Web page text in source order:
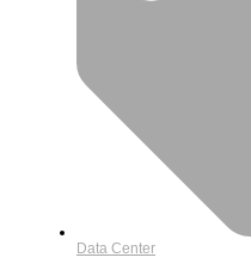
Data Center